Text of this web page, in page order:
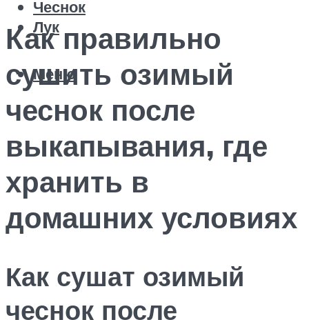
Чеснок
Лук
Меню
Как правильно
сушить озимый
чеснок после
выкапывания, где
хранить в
домашних условиях
Как сушат озимый
чеснок после